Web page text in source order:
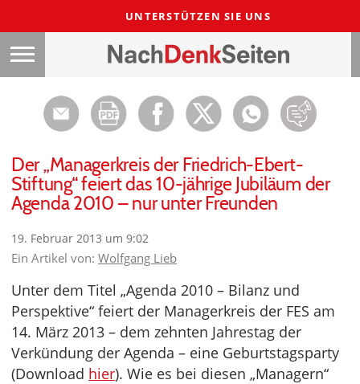
UNTERSTÜTZEN SIE UNS
Der „Managerkreis der Friedrich-Ebert-
Stiftung“ feiert das 10-jährige Jubiläum der
Agenda 2010 – nur unter Freunden
19. Februar 2013 um 9:02
Ein Artikel von: Wolfgang Lieb
Unter dem Titel „Agenda 2010 – Bilanz und
Perspektive“ feiert der Managerkreis der FES am
14. März 2013 – dem zehnten Jahrestag der
Verkündung der Agenda – eine Geburtstagsparty
(Download hier). Wie es bei diesen „Managern“